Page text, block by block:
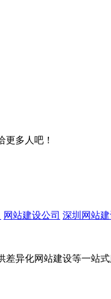
更多人吧！
网站建设公司 深圳网站
异化网站建设等一站